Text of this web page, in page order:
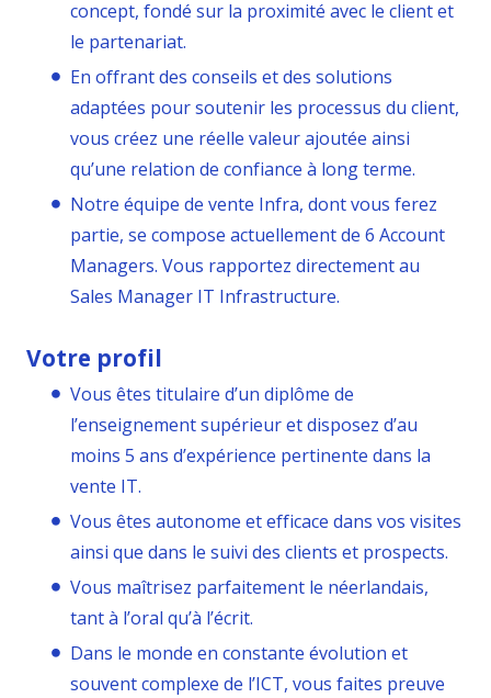
concept, fondé sur la proximité avec le client et
le partenariat.
En offrant des conseils et des solutions
adaptées pour soutenir les processus du client,
vous créez une réelle valeur ajoutée ainsi
qu’une relation de confiance à long terme.
Notre équipe de vente Infra, dont vous ferez
partie, se compose actuellement de 6 Account
Managers. Vous rapportez directement au
Sales Manager IT Infrastructure.
Votre profil
Vous êtes titulaire d’un diplôme de
l’enseignement supérieur et disposez d’au
moins 5 ans d’expérience pertinente dans la
vente IT.
Vous êtes autonome et efficace dans vos visites
ainsi que dans le suivi des clients et prospects.
Vous maîtrisez parfaitement le néerlandais,
tant à l’oral qu’à l’écrit.
Dans le monde en constante évolution et
souvent complexe de l’ICT, vous faites preuve